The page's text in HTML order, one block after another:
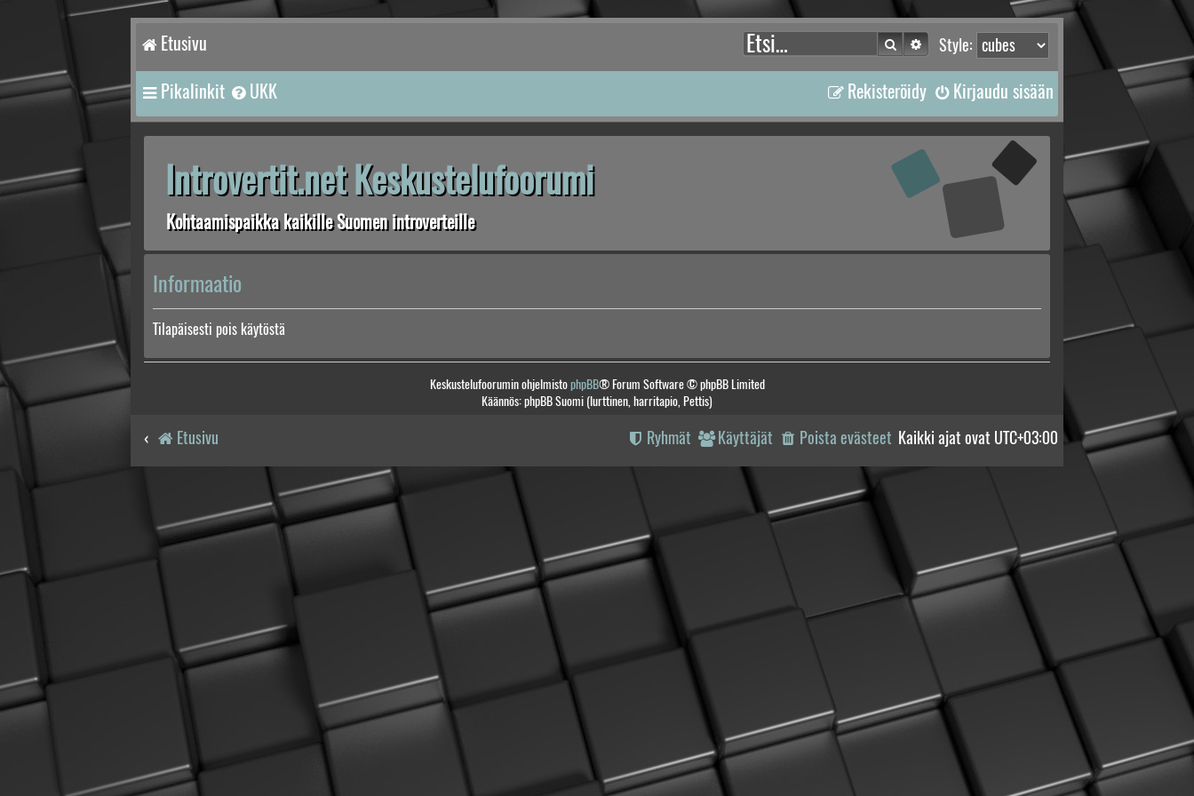
Etusivu Style:
Etsi Tarkennettu haku
Pikalinkit UKK Kirjaudu sisään
Rekisteröidy
Introvertit.net Keskustelufoorumi
Kohtaamispaikka kaikille Suomen introverteille
Informaatio
Tilapäisesti pois käytöstä
Keskustelufoorumin ohjelmistophpBB® Forum Software © phpBB Limited
Käännös: phpBB Suomi (lurttinen, harritapio, Pettis)
Etusivu Kaikki ajat ovat UTC+03:00
Poista evästeet
Käyttäjät
Ryhmät